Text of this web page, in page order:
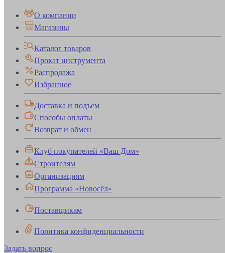
О компании
Магазины
Каталог товаров
Прокат инструмента
Распродажа
Избранное
Доставка и подъем
Способы оплаты
Возврат и обмен
Клуб покупателей «Ваш Дом»
Строителям
Организациям
Программа «Новосёл»
Поставщикам
Политика конфиденциальности
Задать вопрос